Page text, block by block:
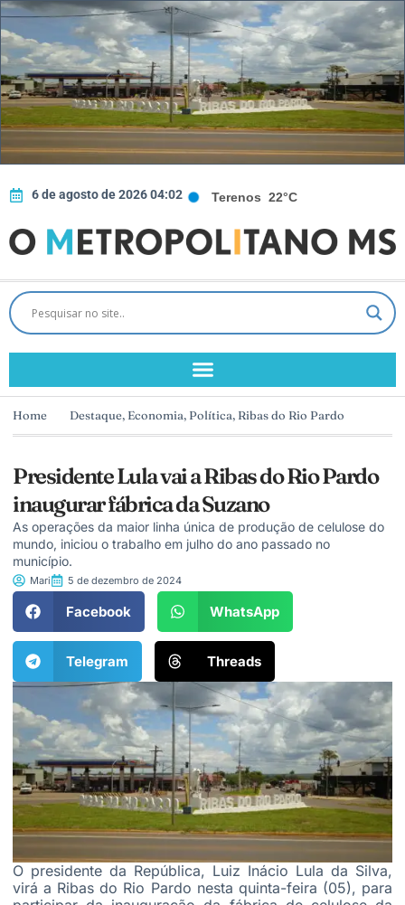
6 de agosto de 2026 04:02 Terenos 22°C
Home Destaque, Economia, Política, Ribas do Rio Pardo
Presidente Lula vai a Ribas do Rio Pardo
inaugurar fábrica da Suzano
As operações da maior linha única de produção de celulose do
mundo, iniciou o trabalho em julho do ano passado no
município.
Mari 5 de dezembro de 2024
Facebook WhatsApp
Telegram Threads
O presidente da República, Luiz Inácio Lula da Silva,
virá a Ribas do Rio Pardo nesta quinta-feira (05), para